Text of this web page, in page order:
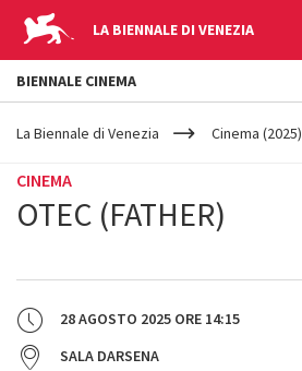
LA BIENNALE DI VENEZIA
YOUR
ARE
La Biennale di Venezia Cinema (2025)
CINEMA
OTEC (FATHER)
28 AGOSTO 2025 ORE 14:15
SALA DARSENA
BIENNALE CINEMA